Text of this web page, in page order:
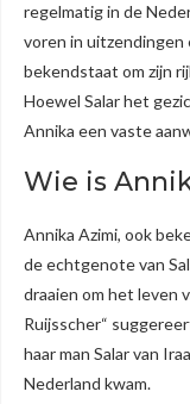
regelmatig in de
voren in uitzendingen
bekendstaat om zijn
Hoewel Salar het
Annika een vaste
Wie is
Annika Azimi, ook
de echtgenote van
draaien om het leven
Ruijsscher“
haar man Salar van
Nederland kwam.